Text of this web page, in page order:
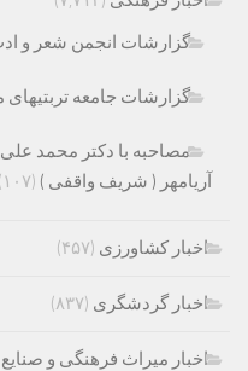
گزارشات انجمن شعر و
گزارشات جامعه تربتیهای
مصاحبه با دکتر محمد علی
آریامهر ( شریف واقفی ) (۱۰۷)
اخبار کشاورزی (۴۵۷)
اخبار گردشگری (۸۳۷)
اخبار میراث فرهنگی و